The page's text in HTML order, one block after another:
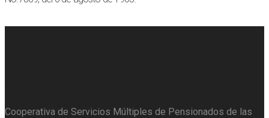
Cooperativa de Servicios Múltiples de Pensionados de las